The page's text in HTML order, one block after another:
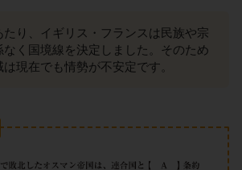
たり、イギリス・フランスは民族や宗
なく国境線を決定しました。そのため
は現在でも情勢が不安定です。